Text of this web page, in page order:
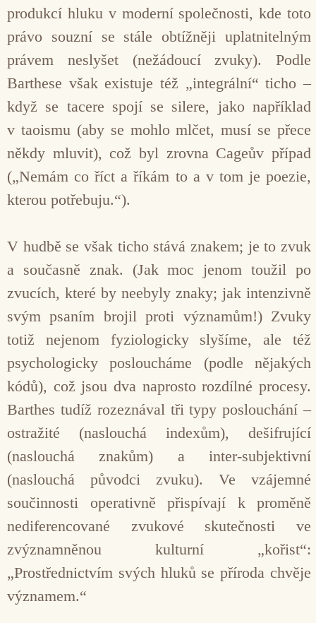
produkcí hluku v moderní společnosti, kde toto
právo souzní se stále obtížněji uplatnitelným
právem neslyšet (nežádoucí zvuky). Podle
Barthese však existuje též „integrální“ ticho –
když se tacere spojí se silere, jako například
v taoismu (aby se mohlo mlčet, musí se přece
někdy mluvit), což byl zrovna Cageův případ
(„Nemám co říct a říkám to a v tom je poezie,
kterou potřebuju.“).
V hudbě se však ticho stává znakem; je to zvuk
a současně znak. (Jak moc jenom toužil po
zvucích, které by neebyly znaky; jak intenzivně
svým psaním brojil proti významům!) Zvuky
totiž nejenom fyziologicky slyšíme, ale též
psychologicky posloucháme (podle nějakých
kódů), což jsou dva naprosto rozdílné procesy.
Barthes tudíž rozeznával tři typy poslouchání –
ostražité (naslouchá indexům), dešifrující
(naslouchá znakům) a inter-subjektivní
(naslouchá původci zvuku). Ve vzájemné
součinnosti operativně přispívají k proměně
nediferencované zvukové skutečnosti ve
zvýznamněnou kulturní „kořist“:
„Prostřednictvím svých hluků se příroda chvěje
významem.“